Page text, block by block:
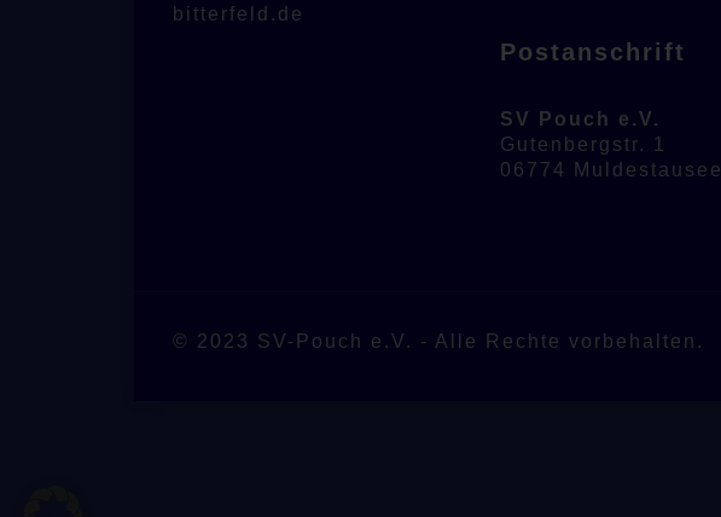
bitterfeld.de
Postanschrift
SV Pouch e.V.
Gutenbergstr. 1
06774 Muldestausee
© 2023 SV-Pouch e.V. - Alle Rechte vorbehalten.